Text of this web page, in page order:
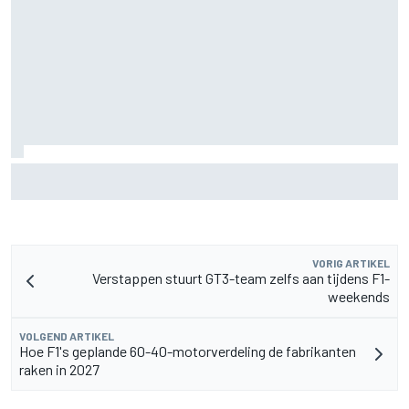
VORIG ARTIKEL
Verstappen stuurt GT3-team zelfs aan tijdens F1-
weekends
VOLGEND ARTIKEL
Hoe F1's geplande 60-40-motorverdeling de fabrikanten
raken in 2027